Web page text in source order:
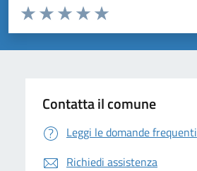
Domanda
Valuta da 1 a 5 stelle la pagina
Valuta 5 stelle su 5
Valuta 4 stelle su 5
Valuta 3 stelle su 5
Valuta 2 stelle su 5
Valuta 1 stelle su 5
Contatta il comune
Leggi le domande frequenti
Richiedi assistenza